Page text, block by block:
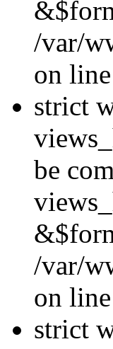
/var/
on
strict
be
/var/
on
strict